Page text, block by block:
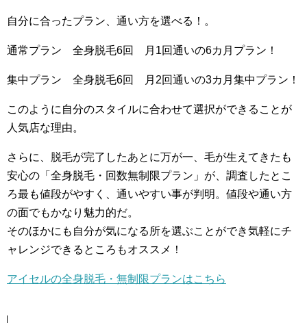
自分に合ったプラン、通い方を選べる！。
通常プラン 全身脱毛6回 月1回通いの6カ月プラン！
集中プラン 全身脱毛6回 月2回通いの3カ月集中プラン！
このように自分のスタイルに合わせて選択ができることが
人気店な理由。
さらに、脱毛が完了したあとに万が一、毛が生えてきたも
安心の「全身脱毛・回数無制限プラン」が、調査したとこ
ろ最も値段がやすく、通いやすい事が判明。値段や通い方
の面でもかなり魅力的だ。
そのほかにも自分が気になる所を選ぶことができ気軽にチ
ャレンジできるところもオススメ！
アイセルの全身脱毛・無制限プランはこちら